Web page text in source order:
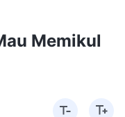
Memikul